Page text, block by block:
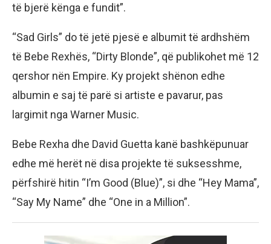
të bjerë kënga e fundit”.
“Sad Girls” do të jetë pjesë e albumit të ardhshëm
të Bebe Rexhës, “Dirty Blonde”, që publikohet më 12
qershor nën Empire. Ky projekt shënon edhe
albumin e saj të parë si artiste e pavarur, pas
largimit nga Warner Music.
Bebe Rexha dhe David Guetta kanë bashkëpunuar
edhe më herët në disa projekte të suksesshme,
përfshirë hitin “I’m Good (Blue)”, si dhe “Hey Mama”,
“Say My Name” dhe “One in a Million”.